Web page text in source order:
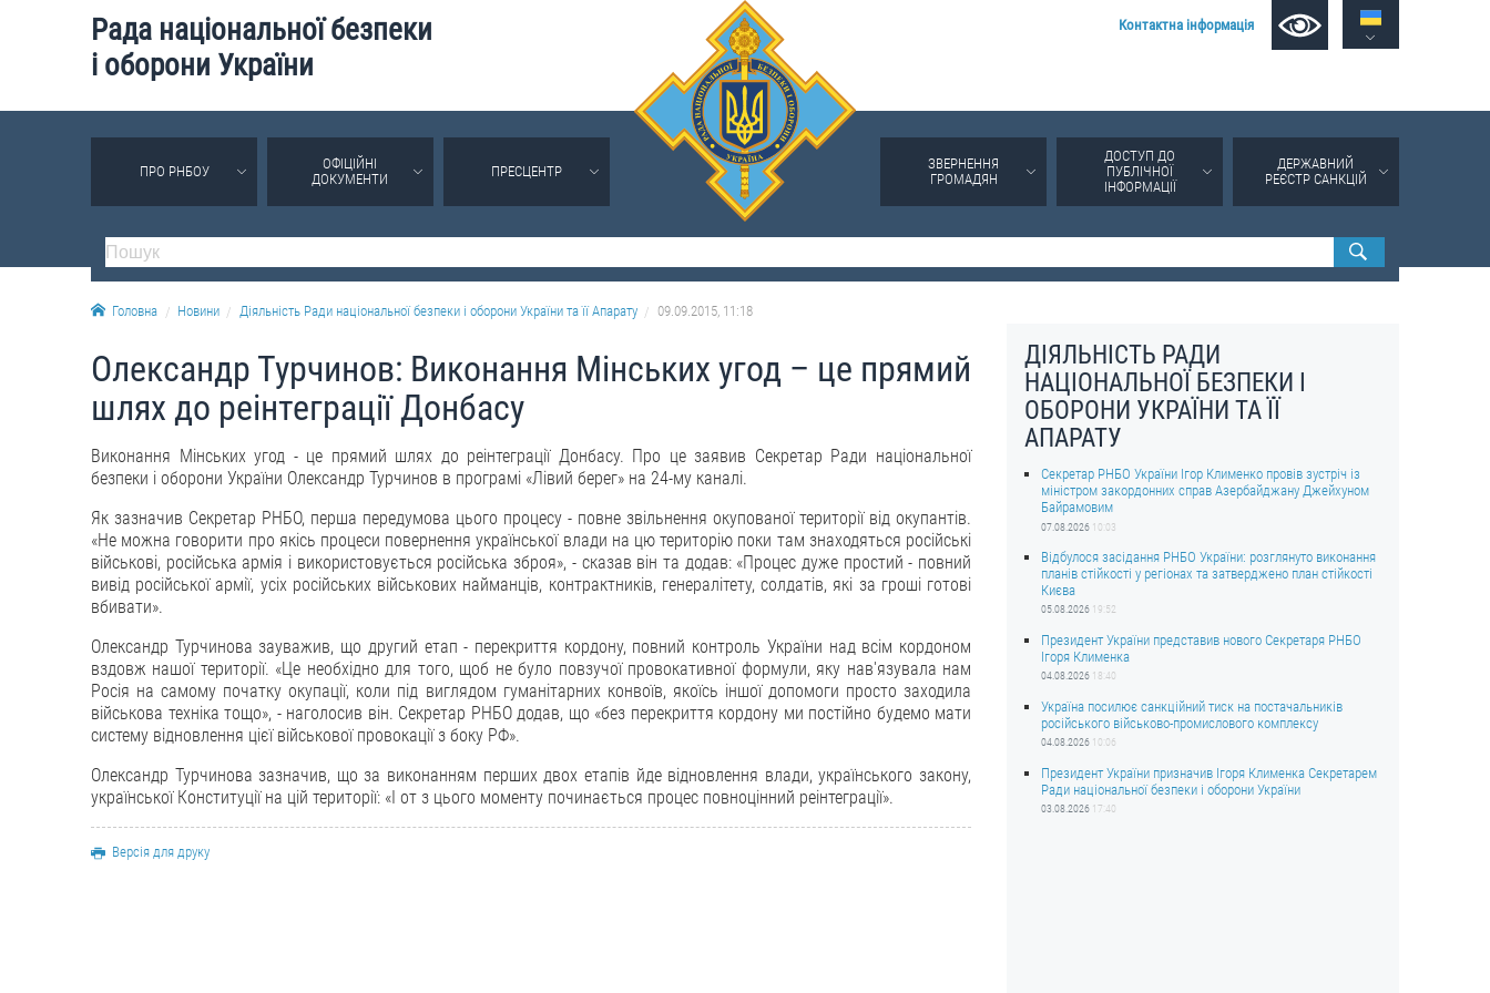
Рада національної безпеки
і оборони України
Контактна інформація
ПРО РНБОУ
ОФІЦІЙНІ
ДОКУМЕНТИ
ПРЕСЦЕНТР
ЗВЕРНЕННЯ
ГРОМАДЯН
ДОСТУП ДО
ПУБЛІЧНОЇ
ІНФОРМАЦІЇ
ДЕРЖАВНИЙ
РЕЄСТР САНКЦІЙ
Головна Новини Діяльність Ради національної безпеки і оборони України та її Апарату 09.09.2015, 11:18
Олександр Турчинов: Виконання Мінських угод – це прямий
шлях до реінтеграції Донбасу
Виконання Мінських угод - це прямий шлях до реінтеграції Донбасу. Про це заявив Секретар Ради національної
безпеки і оборони України Олександр Турчинов в програмі «Лівий берег» на 24-му каналі.
Як зазначив Секретар РНБО, перша передумова цього процесу - повне звільнення окупованої території від окупантів.
«Не можна говорити про якісь процеси повернення української влади на цю територію поки там знаходяться російські
військові, російська армія і використовується російська зброя», - сказав він та додав: «Процес дуже простий - повний
вивід російської армії, усіх російських військових найманців, контрактників, генералітету, солдатів, які за гроші готові
вбивати».
Олександр Турчинова зауважив, що другий етап - перекриття кордону, повний контроль України над всім кордоном
вздовж нашої території. «Це необхідно для того, щоб не було повзучої провокативної формули, яку нав'язувала нам
Росія на самому початку окупації, коли під виглядом гуманітарних конвоїв, якоїсь іншої допомоги просто заходила
військова техніка тощо», - наголосив він. Секретар РНБО додав, що «без перекриття кордону ми постійно будемо мати
систему відновлення цієї військової провокації з боку РФ».
Олександр Турчинова зазначив, що за виконанням перших двох етапів йде відновлення влади, українського закону,
української Конституції на цій території: «І от з цього моменту починається процес повноцінний реінтеграції».
Версія для друку
ДІЯЛЬНІСТЬ РАДИ
НАЦІОНАЛЬНОЇ БЕЗПЕКИ І
ОБОРОНИ УКРАЇНИ ТА ЇЇ
АПАРАТУ
Секретар РНБО України Ігор Клименко провів зустріч із
міністром закордонних справ Азербайджану Джейхуном
Байрамовим
07.08.2026 10:03
Відбулося засідання РНБО України: розглянуто виконання
планів стійкості у регіонах та затверджено план стійкості
Києва
05.08.2026 19:52
Президент України представив нового Секретаря РНБО
Ігоря Клименка
04.08.2026 18:40
Україна посилює санкційний тиск на постачальників
російського військово-промислового комплексу
04.08.2026 10:06
Президент України призначив Ігоря Клименка Секретарем
Ради національної безпеки і оборони України
03.08.2026 17:40